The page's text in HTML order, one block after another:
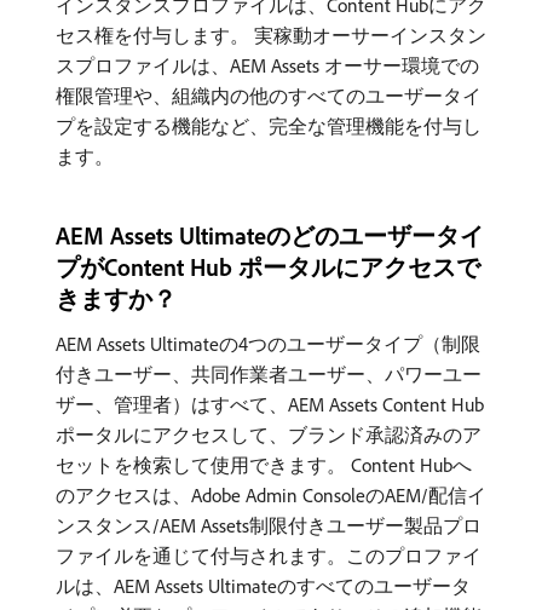
インスタンスプロファイルは、Content Hubにアク
セス権を付与します。 実稼動オーサーインスタン
スプロファイルは、AEM Assets オーサー環境での
権限管理や、組織内の他のすべてのユーザータイ
プを設定する機能など、完全な管理機能を付与し
ます。
AEM Assets Ultimateのどのユーザータイ
プがContent Hub ポータルにアクセスで
きますか？
AEM Assets Ultimateの4つのユーザータイプ（制限
付きユーザー、共同作業者ユーザー、パワーユー
ザー、管理者）はすべて、AEM Assets Content Hub
ポータルにアクセスして、ブランド承認済みのア
セットを検索して使用できます。 Content Hubへ
のアクセスは、Adobe Admin ConsoleのAEM/配信イ
ンスタンス/AEM Assets制限付きユーザー製品プロ
ファイルを通じて付与されます。このプロファイ
ルは、AEM Assets Ultimateのすべてのユーザータ